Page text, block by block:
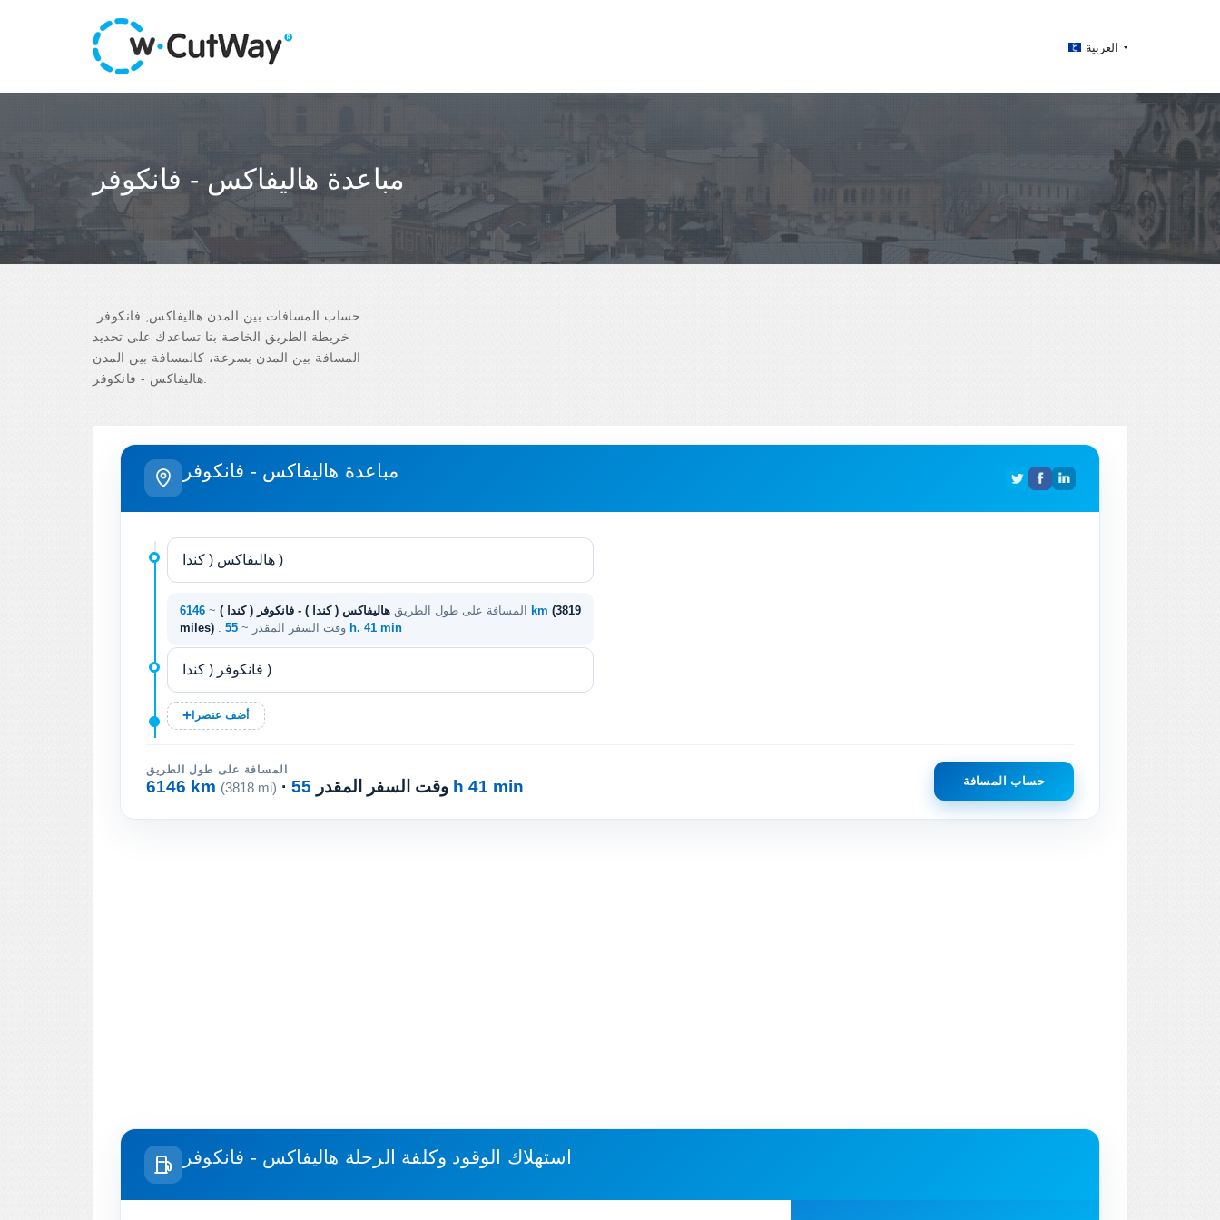
العربية
مباعدة هاليفاكس - فانكوفر
حساب المسافات بين المدن هاليفاكس, فانكوفر.
خريطة الطريق الخاصة بنا تساعدك على تحديد
المسافة بين المدن بسرعة، كالمسافة بين المدن
مباعدة هاليفاكس - فانكوفر
المسافة على طول الطريق هاليفاكس ( كندا ) - فانكوفر ( كندا ) ~ 6146 km (3819
miles)
. وقت السفر المقدر ~ 55 h. 41 min
أضف عنصرا
المسافة على طول الطريق
6146 km (3818 mi) · وقت السفر المقدر 55 h 41 min حساب المسافة
استهلاك الوقود وكلفة الرحلة هاليفاكس - فانكوفر